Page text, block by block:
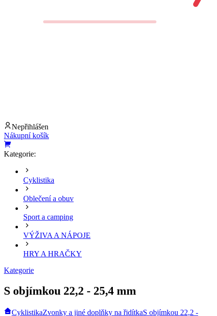
Nepřihlášen
Nákupní košík
Kategorie:
Cyklistika
Oblečení a obuv
Sport a camping
VÝŽIVA A NÁPOJE
HRY A HRAČKY
Kategorie
S objímkou 22,2 - 25,4 mm
CyklistikaZvonky a jiné doplňky na řidítkaS objímkou 22,2 -